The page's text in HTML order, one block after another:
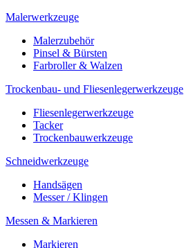
Malerwerkzeuge
Malerzubehör
Pinsel & Bürsten
Farbroller & Walzen
Trockenbau- und Fliesenlegerwerkzeuge
Fliesenlegerwerkzeuge
Tacker
Trockenbauwerkzeuge
Schneidwerkzeuge
Handsägen
Messer / Klingen
Messen & Markieren
Markieren